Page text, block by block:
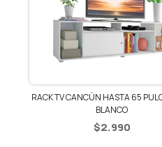
RACK TV CANCÚN HASTA 65
BLANCO
$2.990